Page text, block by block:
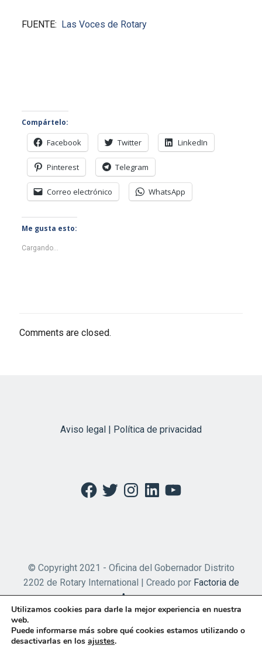
FUENTE: Las Voces de Rotary
Compártelo:
Facebook Twitter LinkedIn
Pinterest Telegram
Correo electrónico WhatsApp
Me gusta esto:
Cargando...
Comments are closed.
Aviso legal | Política de privacidad
Facebook
TwitterInstagramLinkedInYouTube
© Copyright 2021 - Oficina del Gobernador Distrito
2202 de Rotary International | Creado por Factoria de
Apps
Utilizamos cookies para darle la mejor experiencia en nuestra
web.
Puede informarse más sobre qué cookies estamos utilizando o
desactivarlas en los ajustes.